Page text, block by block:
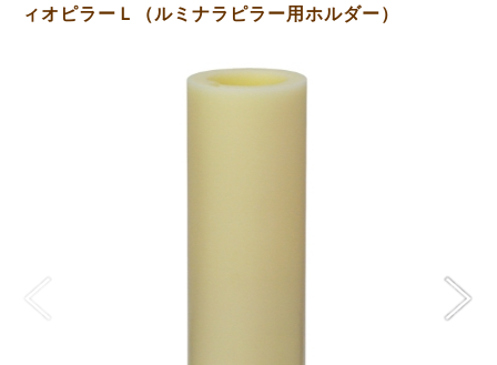
ィオピラーＬ（ルミナラピラー用ホルダー）